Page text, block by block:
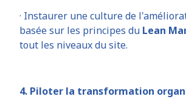
· Instaurer une culture de
basée sur les principes du Lean
tout les niveaux du site.
4. Piloter la transformation